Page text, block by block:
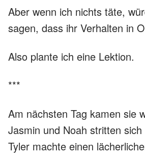
Aber wenn ich nichts täte,
sagen, dass ihr Verhalten in
Also plante ich eine Lektion.
***
Am nächsten Tag kamen sie
Jasmin und Noah stritten
Tyler machte einen